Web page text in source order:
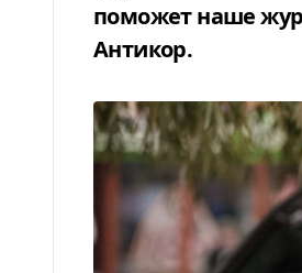
поможет наше
Антикор.